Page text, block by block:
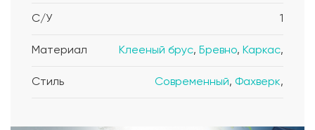
С/У 1
Материал Клееный брус, Бревно, Каркас,
Стиль Современный, Фахверк,